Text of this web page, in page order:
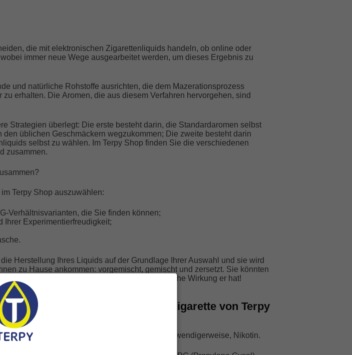
die mit elektronischen Zigarettenliquids handeln, ob online oder
immer neue Wege ausgearbeitet werden, um dieses Ergebnis zu
und natürliche Rohstoffe ausrichten, die dem Mazerationsprozess
erhalten. Die Aromen, die aus diesem Verfahren hervorgehen, sind
Strategien überlegt: Die erste besteht darin, die Standardaromen selbst
üblichen Geschmäckern wegzukommen; Die zweite besteht darin
selbst zu wählen. Im Terpy Shop finden Sie die verschiedenen
zusammen.
Terpy Shop auszuwählen:
Verhältnisvarianten, die Sie finden können;
Ihrer Experimentierfreudigkeit;
Herstellung Ihres Liquids auf der Grundlage Ihrer Auswahl und sie wird
zu Hause ankommen: vorgemischt, gemischt und zersetzt. Sie könnten
hinzuzufügen, um zu sehen, welche Wirkung er hat!
denen das Tabak Liquid der e-Zigarette von Terpy
mehreren Aromastoffen und, aber nicht notwendigerweise, Nikotin.